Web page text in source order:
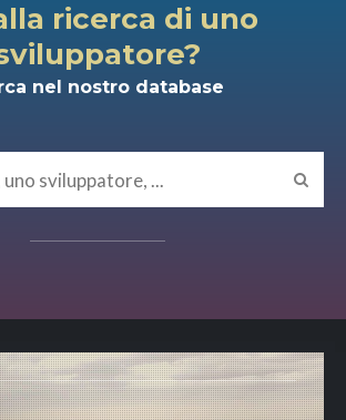
ricerca di uno
nel nostro database